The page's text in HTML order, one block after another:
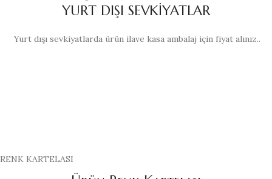
YURT DIŞI SEVKİYATLAR
Yurt dışı sevkiyatlarda ürün ilave kasa ambalaj için fiyat alınız..
RENK KARTELASI